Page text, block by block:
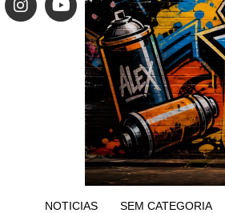
NOTICIAS SEM CATEGORIA